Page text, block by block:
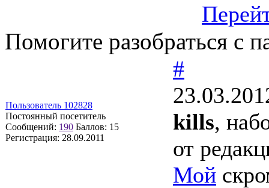
Помогите разобраться с
Пользователь 102828
Постоянный посетитель
Сообщений: 190 Баллов: 15
Регистрация: 28.09.2011
#
kills,
от
Мой